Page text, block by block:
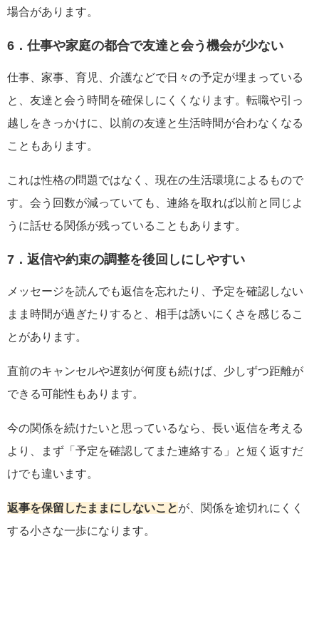
場合があります。
6．仕事や家庭の都合で友達と会う機会が少ない
仕事、家事、育児、介護などで日々の予定が埋まっている
と、友達と会う時間を確保しにくくなります。転職や引っ
越しをきっかけに、以前の友達と生活時間が合わなくなる
こともあります。
これは性格の問題ではなく、現在の生活環境によるもので
す。会う回数が減っていても、連絡を取れば以前と同じよ
うに話せる関係が残っていることもあります。
7．返信や約束の調整を後回しにしやすい
メッセージを読んでも返信を忘れたり、予定を確認しない
まま時間が過ぎたりすると、相手は誘いにくさを感じるこ
とがあります。
直前のキャンセルや遅刻が何度も続けば、少しずつ距離が
できる可能性もあります。
今の関係を続けたいと思っているなら、長い返信を考える
より、まず「予定を確認してまた連絡する」と短く返すだ
けでも違います。
返事を保留したままにしないことが、関係を途切れにくく
する小さな一歩になります。